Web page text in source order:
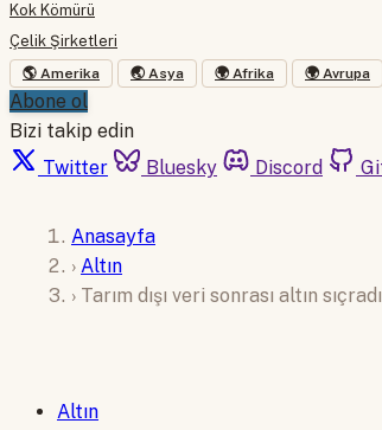
Kok Kömürü
Çelik Şirketleri
🌎 Amerika 🌏 Asya 🌍 Afrika 🌍 Avrupa
Abone ol
Bizi takip edin
Twitter
Bluesky Discord
Anasayfa
› Altın
› Tarım dışı veri sonrası altın sıçradı
Altın